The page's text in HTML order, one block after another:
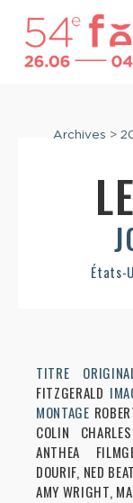
Archives >
États-
TITRE
FITZGERALD
MONTAGE
COLIN CHARLES
ANTHEA
DOURIF, NED
AMY WRIGHT,